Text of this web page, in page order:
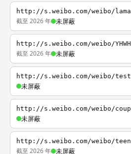
http://s.weibo.com/weibo/lama
截至 2026 年 未屏蔽
http://s.weibo.com/weibo/YHWH
截至 2026 年 未屏蔽
http://s.weibo.com/weibo/test
未屏蔽
http://s.weibo.com/weibo/coup
未屏蔽
http://s.weibo.com/weibo/teen
截至 2026 年 未屏蔽